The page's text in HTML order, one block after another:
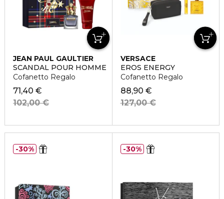
JEAN PAUL GAULTIER
SCANDAL POUR HOMME
Cofanetto Regalo
71,40 €
102,00 €
VERSACE
EROS ENERGY
Cofanetto Regalo
88,90 €
127,00 €
30% 30%